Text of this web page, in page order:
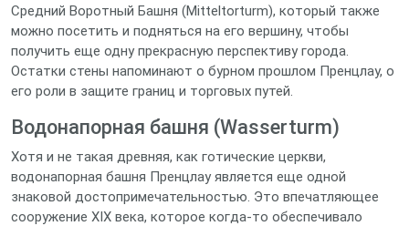
Средний Воротный Башня (Mitteltorturm), который также
можно посетить и подняться на его вершину, чтобы
получить еще одну прекрасную перспективу города.
Остатки стены напоминают о бурном прошлом Пренцлау, о
его роли в защите границ и торговых путей.
Водонапорная башня (Wasserturm)
Хотя и не такая древняя, как готические церкви,
водонапорная башня Пренцлау является еще одной
знаковой достопримечательностью. Это впечатляющее
сооружение XIX века, которое когда-то обеспечивало